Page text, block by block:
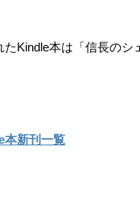
たKindle本は「信長の
本新刊一覧